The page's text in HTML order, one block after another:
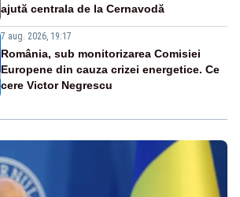
ajută centrala de la Cernavodă
7 aug. 2026, 19:17
România, sub monitorizarea Comisiei
Europene din cauza crizei energetice. Ce
cere Victor Negrescu